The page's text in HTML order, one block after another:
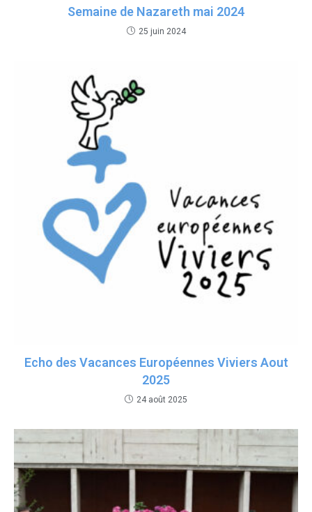
Semaine de Nazareth mai 2024
25 juin 2024
Echo des Vacances Européennes Viviers Aout
2025
24 août 2025